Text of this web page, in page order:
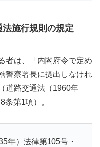
施行規則の規定
者は、「内閣府令で定め
警察署長に提出しなけれ
道路交通法（1960年
条第1項）。
年）法律第105号・